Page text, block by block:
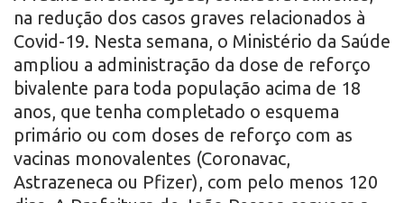
na redução dos casos graves relacionados à
Covid-19. Nesta semana, o Ministério da Saúde
ampliou a administração da dose de reforço
bivalente para toda população acima de 18
anos, que tenha completado o esquema
primário ou com doses de reforço com as
vacinas monovalentes (Coronavac,
Astrazeneca ou Pfizer), com pelo menos 120